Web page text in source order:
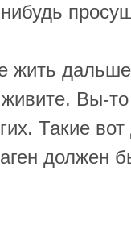
жить
Вы-
Такие вот
должен